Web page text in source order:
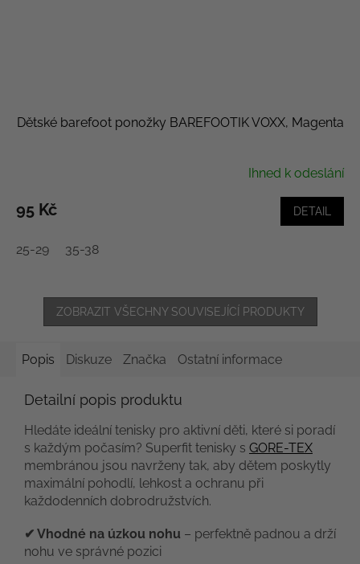
Dětské barefoot ponožky BAREFOOTIK VOXX, Magenta
Ihned k odeslání
95 Kč DETAIL
25-29 35-38
ZOBRAZIT VŠECHNY SOUVISEJÍCÍ PRODUKTY
Popis Diskuze Značka Ostatní informace
Detailní popis produktu
Hledáte ideální tenisky pro aktivní děti, které si poradí
s každým počasím? Superfit tenisky s GORE-TEX
membránou jsou navrženy tak, aby dětem poskytly
maximální pohodlí, lehkost a ochranu při
každodenních dobrodružstvích.
✔ Vhodné na úzkou nohu – perfektně padnou a drží
nohu ve správné pozici